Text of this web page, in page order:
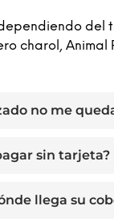
del
charol,
no me
sin tarjeta?
llega su